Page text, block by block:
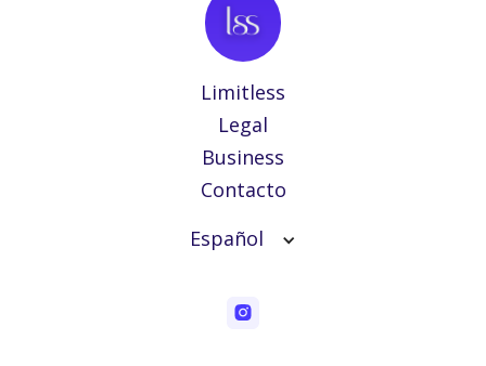
Limitless
Legal
Business
Contacto
Español